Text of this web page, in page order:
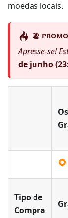
moedas locais.
🏖️
Apresse-se!
de junho
Tipo de
Compra